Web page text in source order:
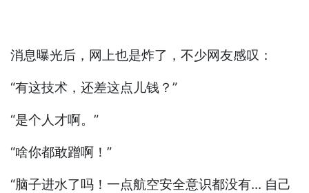
消息曝光后，网上也是炸了，不少网友感叹：
“有这技术，还差这点儿钱？”
“是个人才啊。”
“啥你都敢蹭啊！”
“脑子进水了吗！一点航空安全意识都没有... 自己